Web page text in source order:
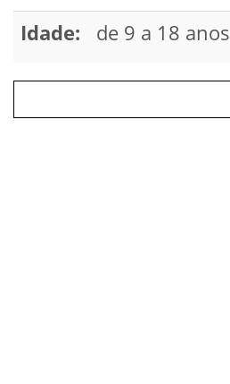
Idade: de 9 a 18 anos